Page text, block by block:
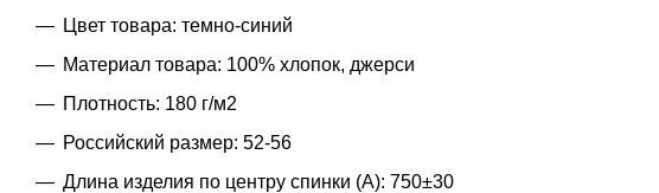
Цвет товара: темно-синий
Материал товара: 100% хлопок, джерси
Плотность: 180 г/м2
Российский размер: 52-56
Длина изделия по центру спинки (A): 750±30